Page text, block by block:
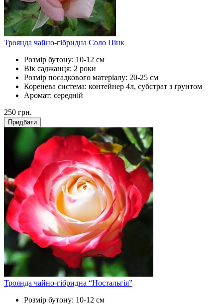
Троянда чайно-гібридна Соло Пінк
Розмір бутону: 10-12 см
Вік саджанця: 2 роки
Розмір посадкового матеріалу: 20-25 см
Коренева система: контейнер 4л, субстрат з ґрунтом
Аромат: середній
250 грн.
Придбати
Троянда чайно-гібридна “Ностальгія”
Розмір бутону: 10-12 см